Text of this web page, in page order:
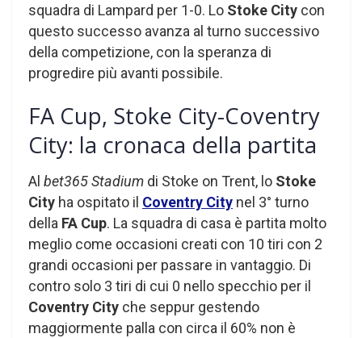
squadra di Lampard per 1-0. Lo Stoke City con
questo successo avanza al turno successivo
della competizione, con la speranza di
progredire più avanti possibile.
FA Cup, Stoke City-Coventry
City: la cronaca della partita
Al bet365 Stadium di Stoke on Trent, lo Stoke
City ha ospitato il Coventry City nel 3° turno
della FA Cup. La squadra di casa è partita molto
meglio come occasioni creati con 10 tiri con 2
grandi occasioni per passare in vantaggio. Di
contro solo 3 tiri di cui 0 nello specchio per il
Coventry City che seppur gestendo
maggiormente palla con circa il 60% non è